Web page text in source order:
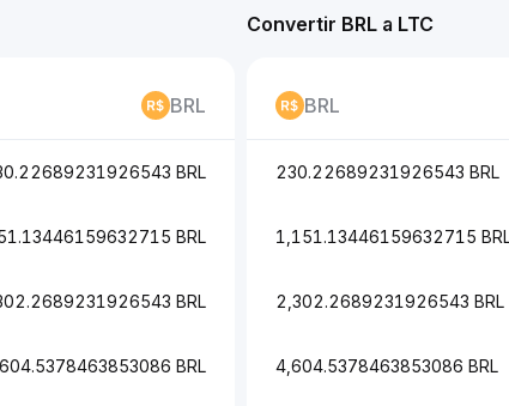
BRL
BRL
BRL
BRL
BRL
Convertir BRL a LTC
BRL
230.22689231926543 BRL
1,151.13446159632715
2,302.2689231926543 BRL
4,604.5378463853086 BRL